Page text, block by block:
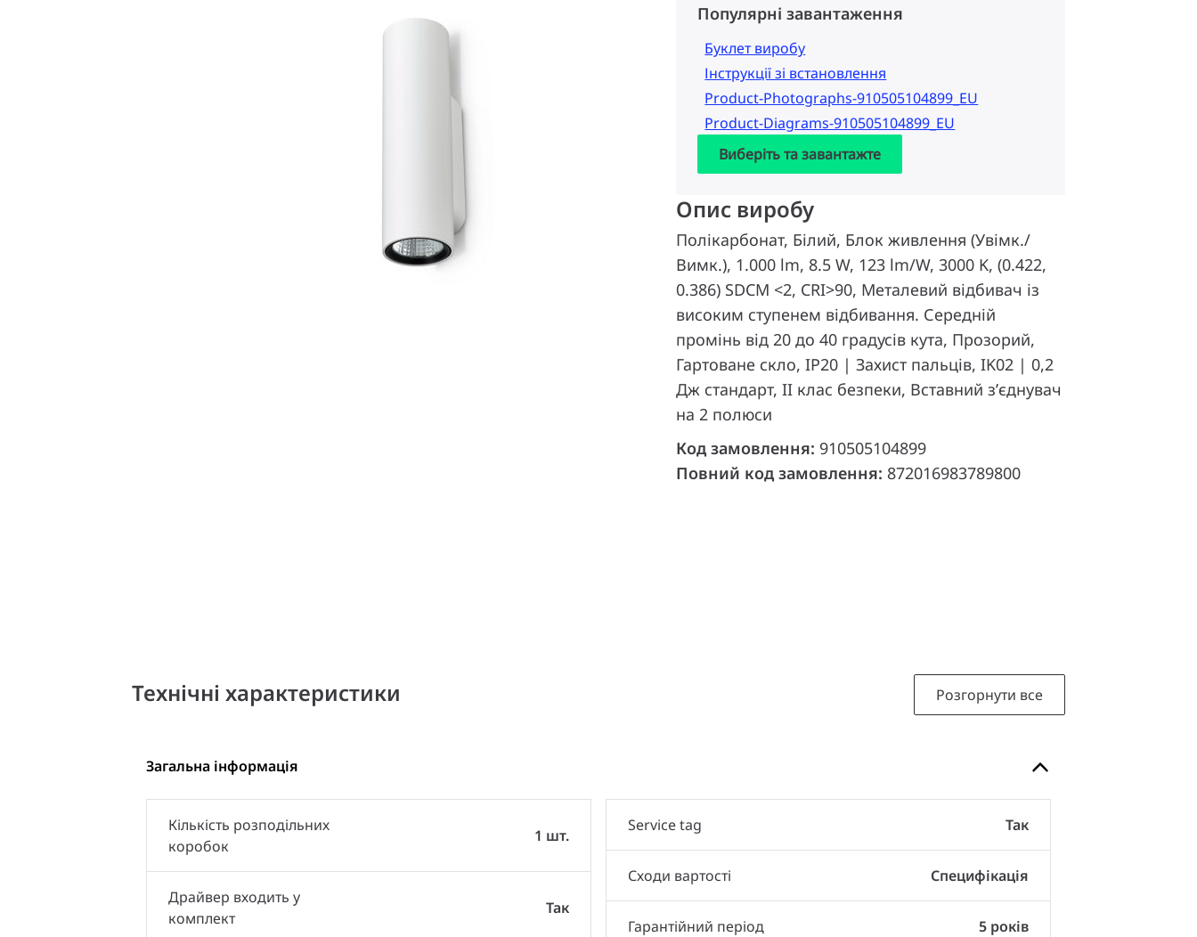
Популярні завантаження
Буклет виробу
Інструкції зі встановлення
Product-Photographs-910505104899_EU
Product-Diagrams-910505104899_EU
Виберіть та завантажте
Опис виробу
Полікарбонат, Білий, Блок живлення (Увімк./
Вимк.), 1.000 lm, 8.5 W, 123 lm/W, 3000 K, (0.422,
0.386) SDCM <2, CRI>90, Металевий відбивач із
високим ступенем відбивання. Середній
промінь від 20 до 40 градусів кута, Прозорий,
Гартоване скло, IP20 | Захист пальців, IK02 | 0,2
Дж стандарт, II клас безпеки, Вставний з’єднувач
на 2 полюси
Код замовлення: 910505104899
Повний код замовлення: 872016983789800
Технічні характеристики Розгорнути все
Загальна інформація
Кількість розподільних
коробок
1 шт.
Драйвер входить у
комплект
Так
Service tag Так
Сходи вартості Специфікація
Гарантійний період 5 років